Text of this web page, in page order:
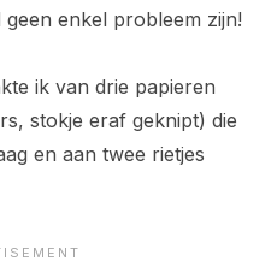
enkel probleem zijn!
ik van drie papieren
stokje eraf geknipt) die
en aan twee rietjes